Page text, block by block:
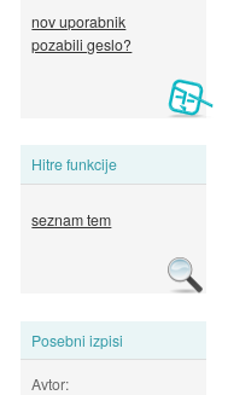
nov uporabnik
pozabili geslo?
Hitre funkcije
seznam tem
Posebni izpisi
Avtor: